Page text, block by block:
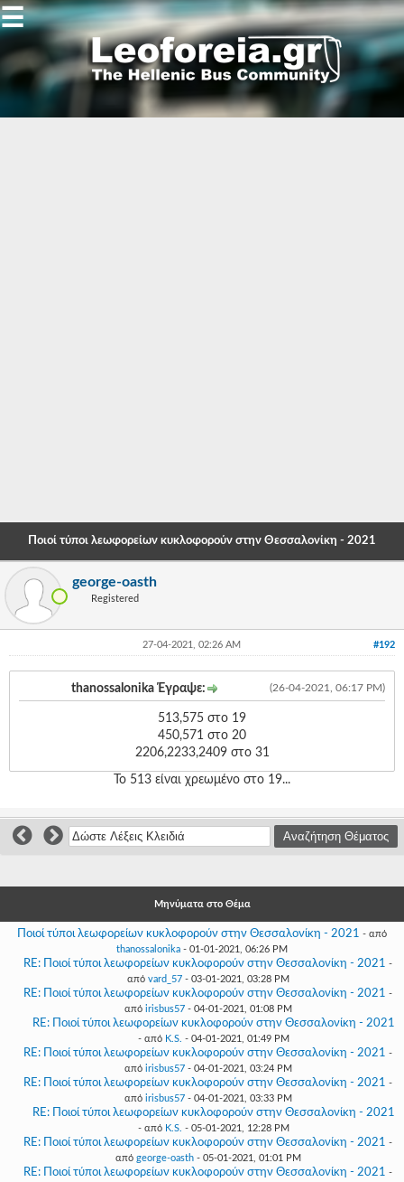
Gallery
-
-
-
-
Γεια
σου,
Επισκέπτη!
Εγγραφή
☰
Ποιοί τύποι λεωφορείων κυκλοφορούν στην Θεσσαλονίκη - 2021
george-oasth
Registered
#192
27-04-2021, 02:26 AM
(26-04-2021, 06:17 PM)
thanossalonika Έγραψε:
513,575 στο 19
450,571 στο 20
2206,2233,2409 στο 31
Το 513 είναι χρεωμένο στο 19...
Μηνύματα στο Θέμα
Ποιοί τύποι λεωφορείων κυκλοφορούν στην Θεσσαλονίκη - 2021 - από
thanossalonika - 01-01-2021, 06:26 PM
RE: Ποιοί τύποι λεωφορείων κυκλοφορούν στην Θεσσαλονίκη - 2021 -
από vard_57- 03-01-2021, 03:28 PM
RE: Ποιοί τύποι λεωφορείων κυκλοφορούν στην Θεσσαλονίκη - 2021 -
από irisbus57- 04-01-2021, 01:08 PM
RE: Ποιοί τύποι λεωφορείων κυκλοφορούν στην Θεσσαλονίκη - 2021
- από K.S. - 04-01-2021, 01:49 PM
RE: Ποιοί τύποι λεωφορείων κυκλοφορούν στην Θεσσαλονίκη - 2021 -
από irisbus57- 04-01-2021, 03:24 PM
RE: Ποιοί τύποι λεωφορείων κυκλοφορούν στην Θεσσαλονίκη - 2021 -
από irisbus57- 04-01-2021, 03:33 PM
RE: Ποιοί τύποι λεωφορείων κυκλοφορούν στην Θεσσαλονίκη - 2021
- από K.S. - 05-01-2021, 12:28 PM
RE: Ποιοί τύποι λεωφορείων κυκλοφορούν στην Θεσσαλονίκη - 2021 -
από george-oasth- 05-01-2021, 01:01 PM
RE: Ποιοί τύποι λεωφορείων κυκλοφορούν στην Θεσσαλονίκη - 2021 -